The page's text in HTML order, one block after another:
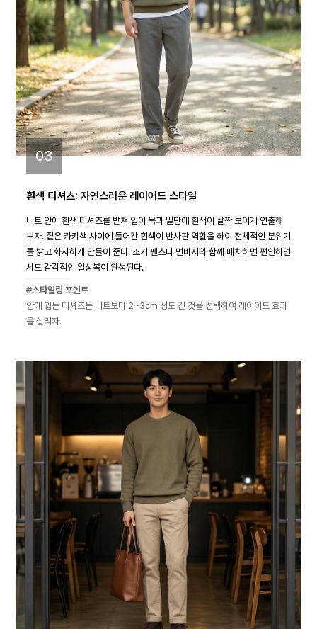
03
흰색 티셔츠: 자연스러운 레이어드 스타일
니트 안에 흰색 티셔츠를 받쳐 입어 목과 밑단에 흰색이 살짝 보이게 연출해
보자. 짙은 카키색 사이에 들어간 흰색이 반사판 역할을 하여 전체적인 분위기
를 밝고 화사하게 만들어 준다. 조거 팬츠나 면바지와 함께 매치하면 편안하면
서도 감각적인 일상복이 완성된다.
#스타일링 포인트
안에 입는 티셔츠는 니트보다 2~3cm 정도 긴 것을 선택하여 레이어드 효과
를 살리자.